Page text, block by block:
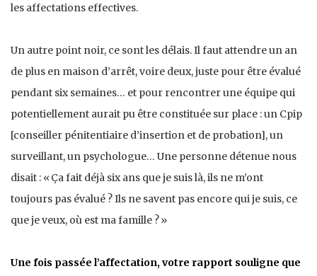
les affectations effectives.
Un autre point noir, ce sont les délais. Il faut attendre un an
de plus en maison d’arrêt, voire deux, juste pour être évalué
pendant six semaines… et pour rencontrer une équipe qui
potentiellement aurait pu être constituée sur place : un Cpip
[conseiller pénitentiaire d’insertion et de probation], un
surveillant, un psychologue… Une personne détenue nous
disait : « Ça fait déjà six ans que je suis là, ils ne m’ont
toujours pas évalué ? Ils ne savent pas encore qui je suis, ce
que je veux, où est ma famille ? »
Une fois passée l’affectation, votre rapport souligne que